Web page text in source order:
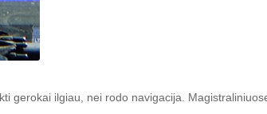
gerokai ilgiau, nei rodo navigacija.